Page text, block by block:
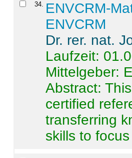
34. ENVCRM-
ENVCRM
Dr. rer. nat.
Laufzeit:
Mittelgeber:
Abstract:
certified
transferring
skills to